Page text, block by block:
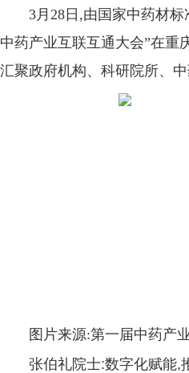
3月28日,由国家中药材
中药产业互联互通大会”在重
汇聚政府机构、科研院所、
图片来源:第一届中药产
张伯礼院士:数字化赋能,